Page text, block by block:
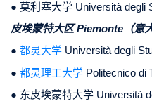
● 莫利塞大学 Università degli
皮埃蒙特大区 Piemonte（意
● 都灵大学 Università degli
● 都灵理工大学 Politecnico di
● 东皮埃蒙特大学 Università